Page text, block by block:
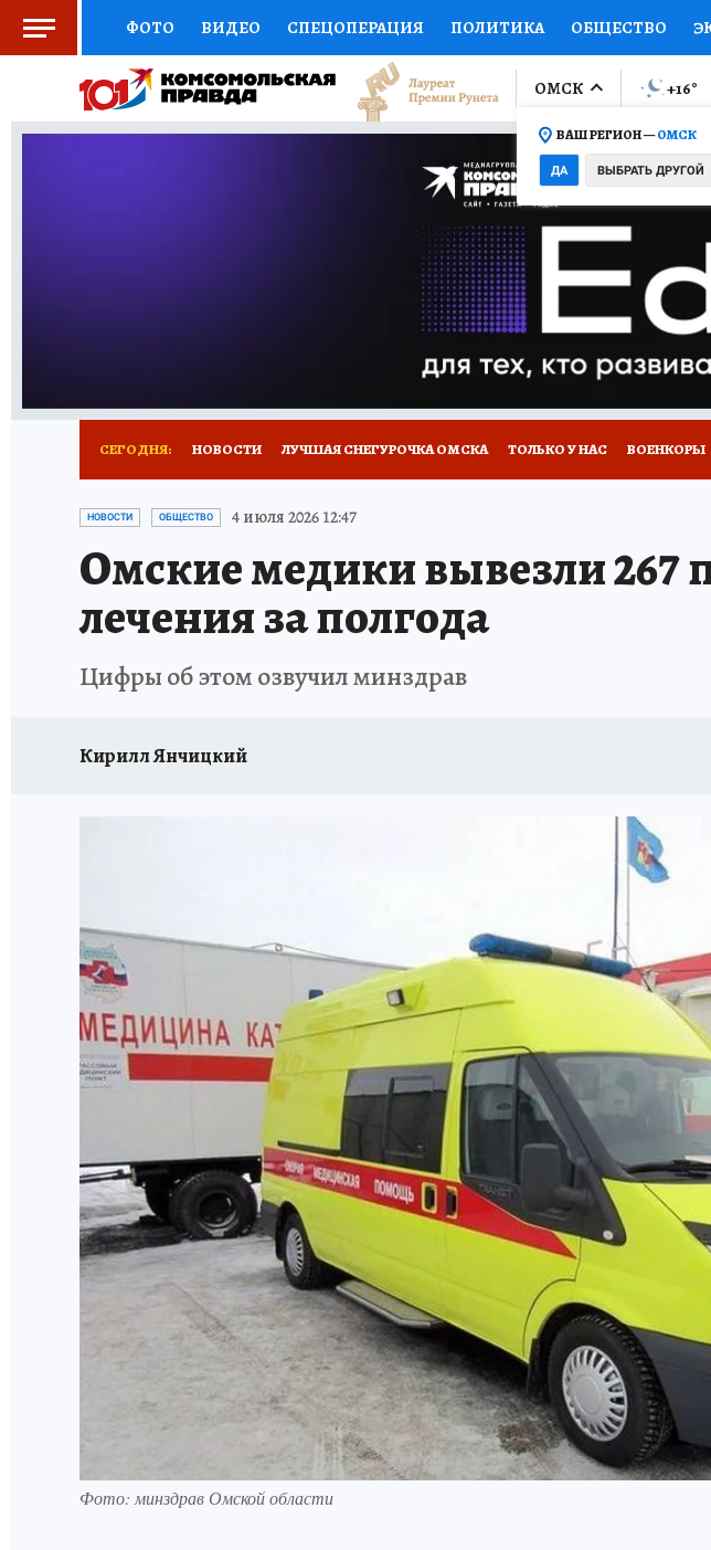
ФОТО ВИДЕО СПЕЦОПЕРАЦИЯ ПОЛИТИКА ОБЩЕСТВО
СОЦПОДДЕРЖКА НАУКА СПОРТ КОЛУМНИСТЫ
ВЫБОР ЭКСПЕРТОВ ДОКТОР ФИНАНСЫ ОТКРЫВАЕМ МИР
ПРОГНОЗЫ НА СПОРТ ПРОМОКОДЫ
ТЕЛЕВИЗОР КОЛЛЕКЦИИ
НОВОЕ НА САЙТЕ
ОМСК
ВАШ РЕГИОН —ОМСК
ДА ВЫБРАТЬ ДРУГОЙ
+16°
СЕГОДНЯ: НОВОСТИ ЛУЧШАЯ СНЕГУРОЧКА ОМСКА ТОЛЬКО У НАС ВОЕНКОРЫ
ПРОИСШЕСТВИЯ АФИША
НОВОСТИ ОБЩЕСТВО 4 июля 2026 12:47
Омские медики вывезли 267
лечения за полгода
Цифры об этом озвучил минздрав
Кирилл Янчицкий
Фото: минздрав Омской области